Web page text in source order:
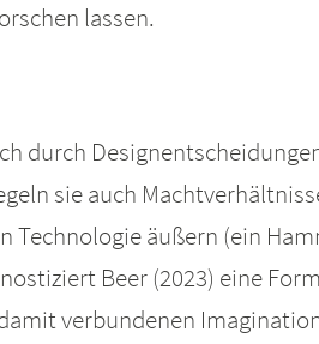
lassen.
durch
sie auch
Technologie äußern (ein
Beer (2023) eine
verbundenen